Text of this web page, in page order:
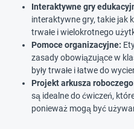
Interaktywne gry
interaktywne gry, takie jak
trwałe i wielokrotnego
Pomoce organizacyjne:
zasady obowiązujące w
były trwałe i łatwe do
Projekt arkusza
są idealne do ćwiczeń,
ponieważ mogą być